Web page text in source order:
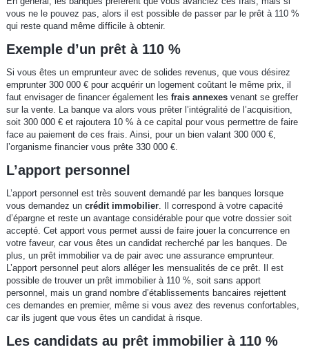
vous ne le pouvez pas, alors il est possible de passer par le prêt à 110 %
qui reste quand même difficile à obtenir.
Exemple d’un prêt à 110 %
Si vous êtes un emprunteur avec de solides revenus, que vous désirez
emprunter 300 000 € pour acquérir un logement coûtant le même prix, il
faut envisager de financer également les frais annexesvenant se greffer
sur la vente. La banque va alors vous prêter l’intégralité de l’acquisition,
soit 300 000 € et rajoutera 10 % à ce capital pour vous permettre de faire
face au paiement de ces frais. Ainsi, pour un bien valant 300 000 €,
l’organisme financier vous prête 330 000 €.
L’apport personnel
L’apport personnel est très souvent demandé par les banques lorsque
vous demandez un crédit immobilier. Il correspond à votre capacité
d’épargne et reste un avantage considérable pour que votre dossier soit
accepté. Cet apport vous permet aussi de faire jouer la concurrence en
votre faveur, car vous êtes un candidat recherché par les banques. De
plus, un prêt immobilier va de pair avec une assurance emprunteur.
L’apport personnel peut alors alléger les mensualités de ce prêt. Il est
possible de trouver un prêt immobilier à 110 %, soit sans apport
personnel, mais un grand nombre d’établissements bancaires rejettent
ces demandes en premier, même si vous avez des revenus confortables,
car ils jugent que vous êtes un candidat à risque.
Les candidats au prêt immobilier à 110 %